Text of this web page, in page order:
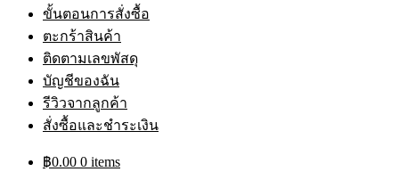
ขั้นตอนการสั่งซื้อ
ตะกร้าสินค้า
ติดตามเลขพัสดุ
บัญชีของฉัน
รีวิวจากลูกค้า
สั่งซื้อและชำระเงิน
฿0.00 0 items